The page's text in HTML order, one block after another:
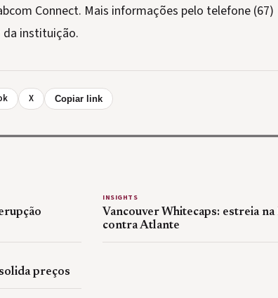
Connect. Mais informações pelo telefone (67)
da instituição.
X Copiar link
INSIGHTS
Vancouver Whitecaps: estreia na
contra Atlante
preços